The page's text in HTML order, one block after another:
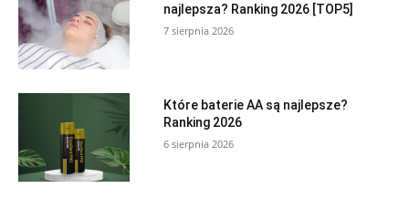
najlepsza? Ranking 2026 [TOP5]
7 sierpnia 2026
Które baterie AA są najlepsze?
Ranking 2026
6 sierpnia 2026